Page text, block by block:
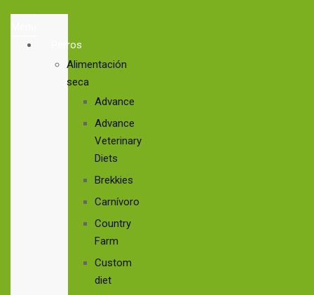
Perros
Alimentación
seca
Advance
Advance
Veterinary
Diets
Brekkies
Carnívoro
Country
Farm
Custom
diet